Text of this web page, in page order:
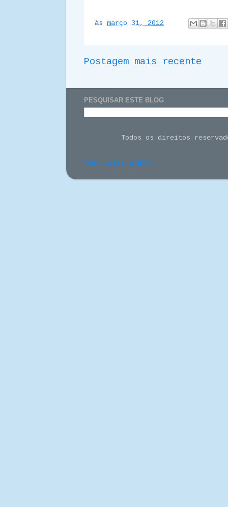
às março 31, 2012
Postagem mais recente
PESQUISAR ESTE BLOG
Todos os direitos
Denunciar abuso